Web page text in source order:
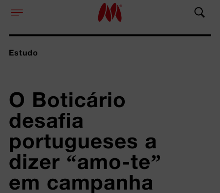
Estudo
O Boticário
desafia
portugueses a
dizer “amo-te”
em campanha